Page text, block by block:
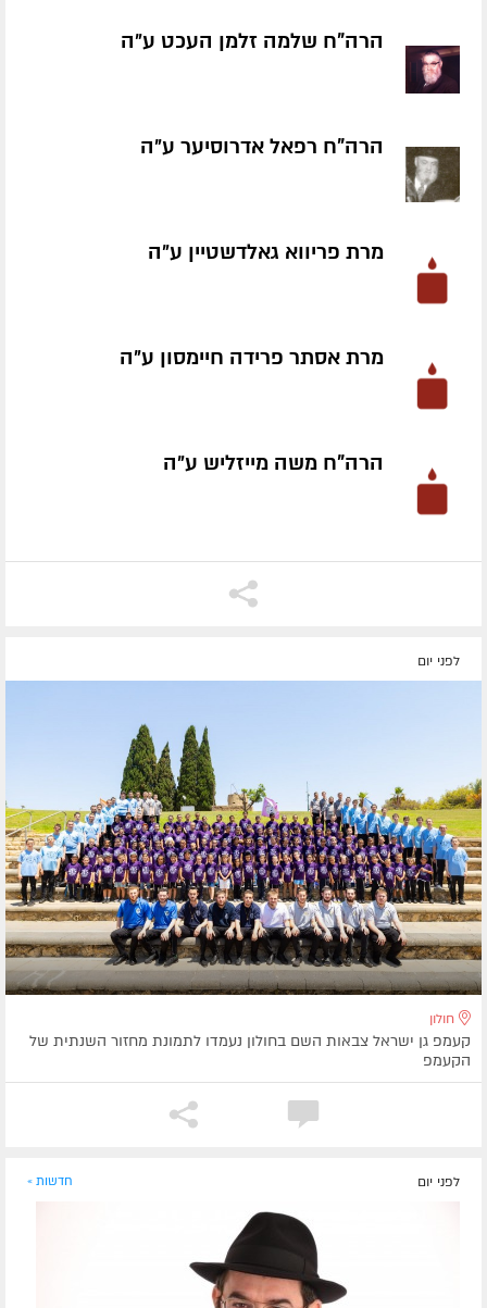
הרה"ח שלמה זלמן העכט ע״ה
הרה"ח רפאל אדרוסיער ע״ה
מרת פריווא גאלדשטיין ע״ה
מרת אסתר פרידה חיימסון ע״ה
הרה"ח משה מייזליש ע״ה
לפני יום
חולון
קעמפ גן ישראל צבאות השם בחולון נעמדו לתמונת מחזור השנתית של
הקעמפ
לפני יום חדשות »